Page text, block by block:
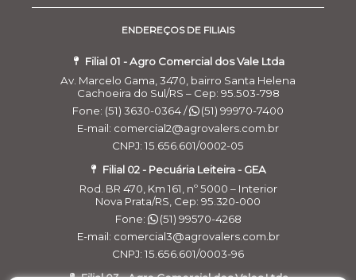
ENDEREÇOS DE FILIAIS
Filial 01 - Agro Comercial dos Vale Ltda
Av. Marcelo Gama, 3470, bairro Santa Helena
Cachoeira do Sul/RS – Cep: 95.503-798
Fone: (51) 3630-0364 /
(51) 99970-7400
E-mail: comercial2@agrovalers.com.br
CNPJ: 15.656.601/0002-05
Filial 02 - Pecuária Leiteira - GEA
Rod. BR 470, Km 161, nº 5000 – Interior
Nova Prata/RS, Cep: 95.320-000
Fone:
(51) 99570-4268
E-mail: comercial3@agrovalers.com.br
CNPJ: 15.656.601/0003-96